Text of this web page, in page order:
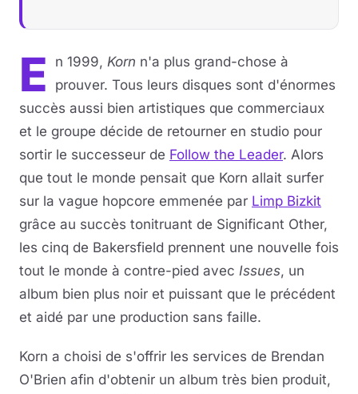
E n 1999, Korn n'a plus grand-chose à
prouver. Tous leurs disques sont d'énormes
succès aussi bien artistiques que commerciaux
et le groupe décide de retourner en studio pour
sortir le successeur de Follow the Leader. Alors
que tout le monde pensait que Korn allait surfer
sur la vague hopcore emmenée par Limp Bizkit
grâce au succès tonitruant de Significant Other,
les cinq de Bakersfield prennent une nouvelle fois
tout le monde à contre-pied avec Issues, un
album bien plus noir et puissant que le précédent
et aidé par une production sans faille.
Korn a choisi de s'offrir les services de Brendan
O'Brien afin d'obtenir un album très bien produit,